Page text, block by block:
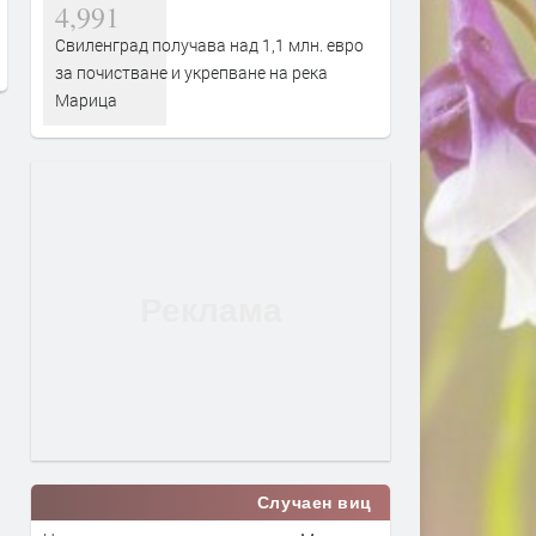
преди 1 ден4,991
Свиленград получава над 1,1 млн. евро
за почистване и укрепване на река
Марица
Случаен виц